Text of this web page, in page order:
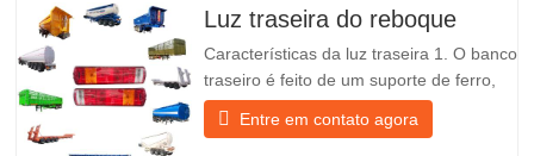
Embalagem e Envio Sobre nós O Grupo
Chengda é um fabricante chinês de
semirreboques…
Luz traseira do reboque
Características da luz traseira 1. O banco
traseiro é feito de um suporte de ferro,
muito mais resistente do que outros
materiais. Estão incluídos parafusos e
Entre em contato agora